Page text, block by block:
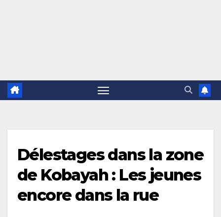
Délestages dans la zone
de Kobayah : Les jeunes
encore dans la rue